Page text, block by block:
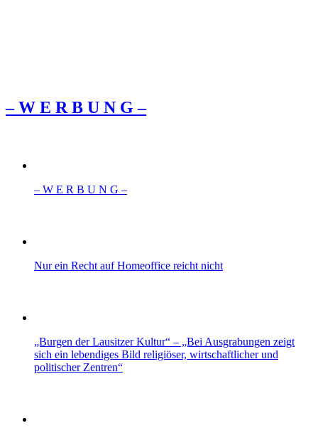
– W Ε R Β U Ν G –
– W Ε R Β U Ν G –
Nur ein Recht auf Homeoffice reicht nicht
„Burgen der Lausitzer Kultur“ – „Bei Ausgrabungen zeigt
sich ein lebendiges Bild religiöser, wirtschaftlicher und
politischer Zentren“